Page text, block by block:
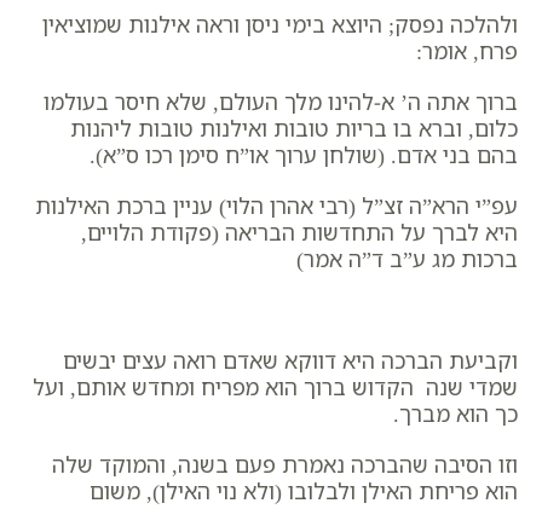
ולהלכה נפסק; היוצא בימי ניסן וראה אילנות שמוציאין
פרח, אומר:
ברוך אתה ה’ א-להינו מלך העולם, שלא חיסר בעולמו
כלום, וברא בו בריות טובות ואילנות טובות ליהנות
בהם בני אדם. (שולחן ערוך או”ח סימן רכו ס”א).
עפ”י הרא”ה זצ”ל (רבי אהרן הלוי) עניין ברכת האילנות
היא לברך על התחדשות הבריאה (פקודת הלויים,
ברכות מג ע”ב ד”ה אמר)
וקביעת הברכה היא דווקא שאדם רואה עצים יבשים
שמדי שנה הקדוש ברוך הוא מפריח ומחדש אותם, ועל
כך הוא מברך.
וזו הסיבה שהברכה נאמרת פעם בשנה, והמוקד שלה
הוא פריחת האילן ולבלובו (ולא נוי האילן), משום